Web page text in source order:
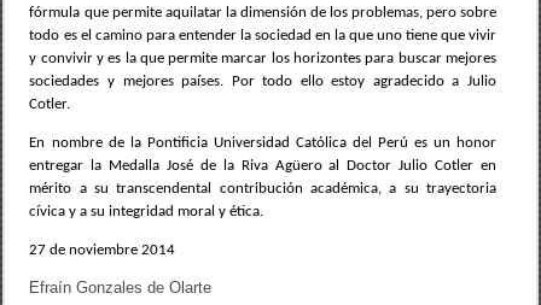
fórmula que permite aquilatar la dimensión de los problemas, pero sobre
todo es el camino para entender la sociedad en la que uno tiene que vivir
y convivir y es la que permite marcar los horizontes para buscar mejores
sociedades y mejores países. Por todo ello estoy agradecido a Julio
Cotler.
En nombre de la Pontificia Universidad Católica del Perú es un honor
entregar la Medalla José de la Riva Agüero al Doctor Julio Cotler en
mérito a su transcendental contribución académica, a su trayectoria
cívica y a su integridad moral y ética.
27 de noviembre 2014
Efraín Gonzales de Olarte